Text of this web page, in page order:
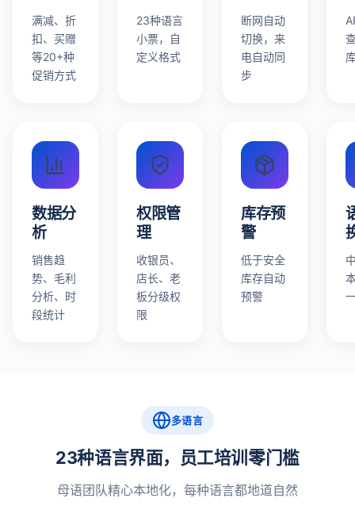
满减、折
扣、买赠
等20+种
促销方式
23种语言
小票，自
定义格式
断网自动
切换，来
电自动同
步
数据分
析
销售趋
势、毛利
分析、时
段统计
权限管
理
收银员、
店长、老
板分级权
限
库存预
警
低于安全
库存自动
预警
多语言
23种语言界面，员工培训零门槛
母语团队精心本地化，每种语言都地道自然